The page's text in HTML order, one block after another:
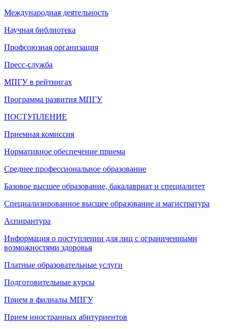
Международная деятельность
Научная библиотека
Профсоюзная организация
Пресс-служба
МПГУ в рейтингах
Программа развития МПГУ
ПОСТУПЛЕНИЕ
Приемная комиссия
Нормативное обеспечение приема
Среднее профессиональное образование
Базовое высшее образование, бакалавриат и специалитет
Специализированное высшее образование и магистратура
Аспирантура
Информация о поступлении для лиц с ограниченными
возможностями здоровья
Платные образовательные услуги
Подготовительные курсы
Прием в филиалы МПГУ
Прием иностранных абитуриентов